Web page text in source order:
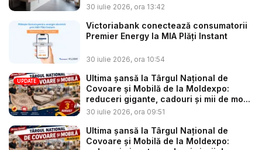
30 iulie 2026, ora 13:42
Victoriabank conectează consumatorii
Premier Energy la MIA Plăți Instant
30 iulie 2026, ora 10:54
UPDATE
Ultima șansă la Târgul Național de
Covoare și Mobilă de la Moldexpo:
reduceri gigante, cadouri și mii de mo...
30 iulie 2026, ora 09:51
Ultima șansă la Târgul Național de
Covoare și Mobilă de la Moldexpo: